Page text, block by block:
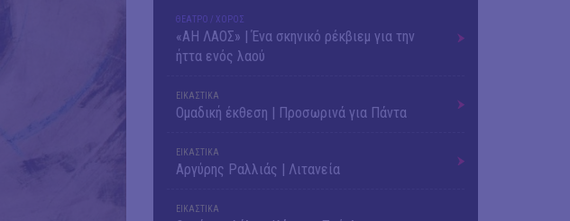
ΘΕΑΤΡΟ / ΧΟΡΟΣ
«ΑΗ ΛΑΟΣ» | Ένα σκηνικό ρέκβιεμ για την
ήττα ενός λαού
ΕΙΚΑΣΤΙΚΑ
Ομαδική έκθεση | Προσωρινά για Πάντα
ΕΙΚΑΣΤΙΚΑ
Αργύρης Ραλλιάς | Λιτανεία
ΕΙΚΑΣΤΙΚΑ